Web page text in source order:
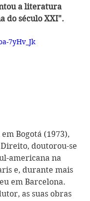
a literatura
do século XXI".
7yHv_Jk
Bogotá (1973),
doutorou-se
americana na
e, durante mais
em Barcelona.
as suas obras